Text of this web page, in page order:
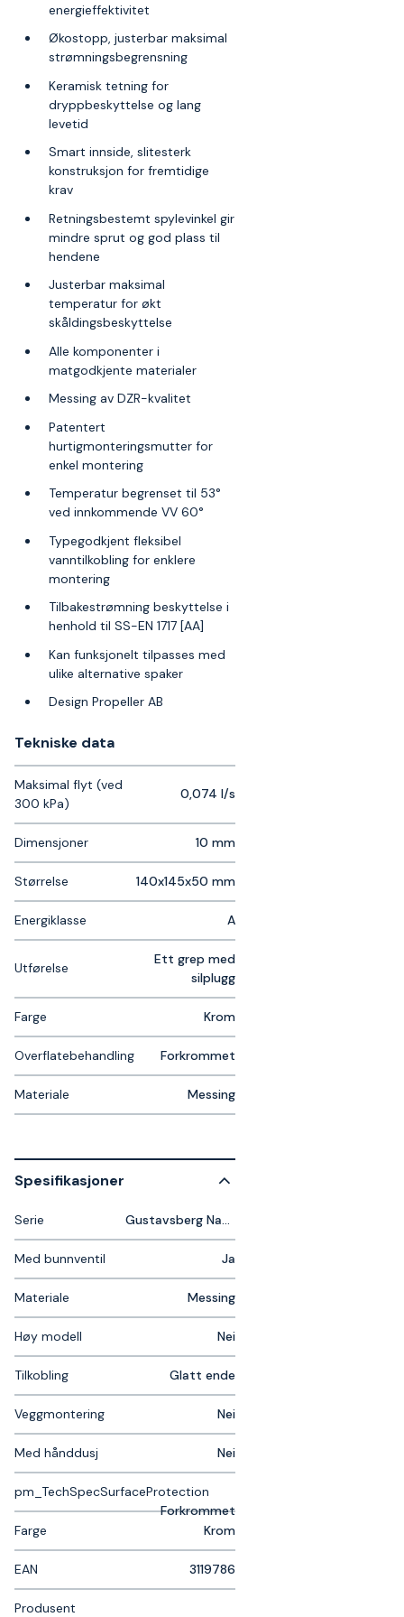
energieffektivitet
Økostopp, justerbar maksimal
strømningsbegrensning
Keramisk tetning for
dryppbeskyttelse og lang
levetid
Smart innside, slitesterk
konstruksjon for fremtidige
krav
Retningsbestemt spylevinkel gir
mindre sprut og god plass til
hendene
Justerbar maksimal
temperatur for økt
skåldingsbeskyttelse
Alle komponenter i
matgodkjente materialer
Messing av DZR-kvalitet
Patentert
hurtigmonteringsmutter for
enkel montering
Temperatur begrenset til 53°
ved innkommende VV 60°
Typegodkjent fleksibel
vanntilkobling for enklere
montering
Tilbakestrømning beskyttelse i
henhold til SS-EN 1717 [AA]
Kan funksjonelt tilpasses med
ulike alternative spaker
Design Propeller AB
Tekniske data​
Maksimal flyt (ved
300 kPa)
0,074 l/s
Dimensjoner 10 mm
Størrelse 140x145x50 mm
Energiklasse A
Utførelse
Ett grep med
silplugg
Farge Krom
Overflatebehandling Forkrommet
Materiale Messing
Spesifikasjoner
Serie
Med bunnventil Ja
Materiale Messing
Høy modell Nei
Tilkobling Glatt ende
Veggmontering Nei
Med hånddusj Nei
pm_TechSpecSurfaceProtection
Forkrommet
Farge
Krom
EAN 3119786
Produsent